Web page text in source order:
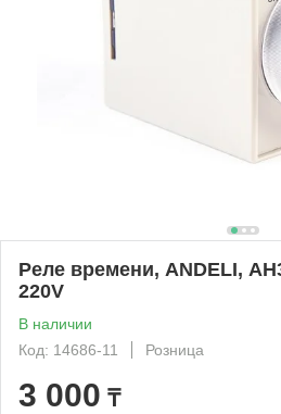
Реле времени, ANDELI,
220V
В наличии
Код: 14686-11
Розница
3 000 ₸